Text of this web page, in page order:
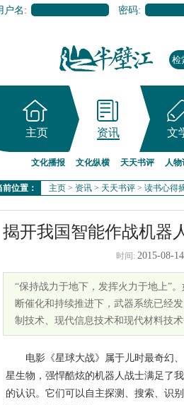
户名: 密码:
主页 资讯 文
文化播报 文化纵横 天天书评 人物
前位置： 主页 > 资讯 > 天天书评 > 读书心得
揭开我国智能作战机
时间: 2015-08-
“保持战力于地下，发挥火力于地上”
断催化和持续推进下，武器系统已经
制技术、现代信息技术和现代材料技
电影《星球大战》属于儿时最奇幻
星生物，强悍酷炫的机器人战士满足了
的认识。它们可以自主探测、搜索、识